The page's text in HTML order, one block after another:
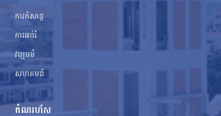
ការកំសាន្ត
ការអប់រំ
វប្បធម៌
សហគមន៍
តំណរហ័ស